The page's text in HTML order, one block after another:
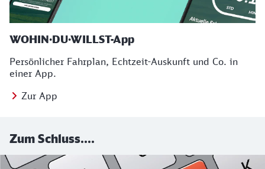
WOHIN·DU·WILLST-App
Persönlicher Fahrplan, Echtzeit-Auskunft und Co. in
einer App.
Zur App
Zum Schluss....